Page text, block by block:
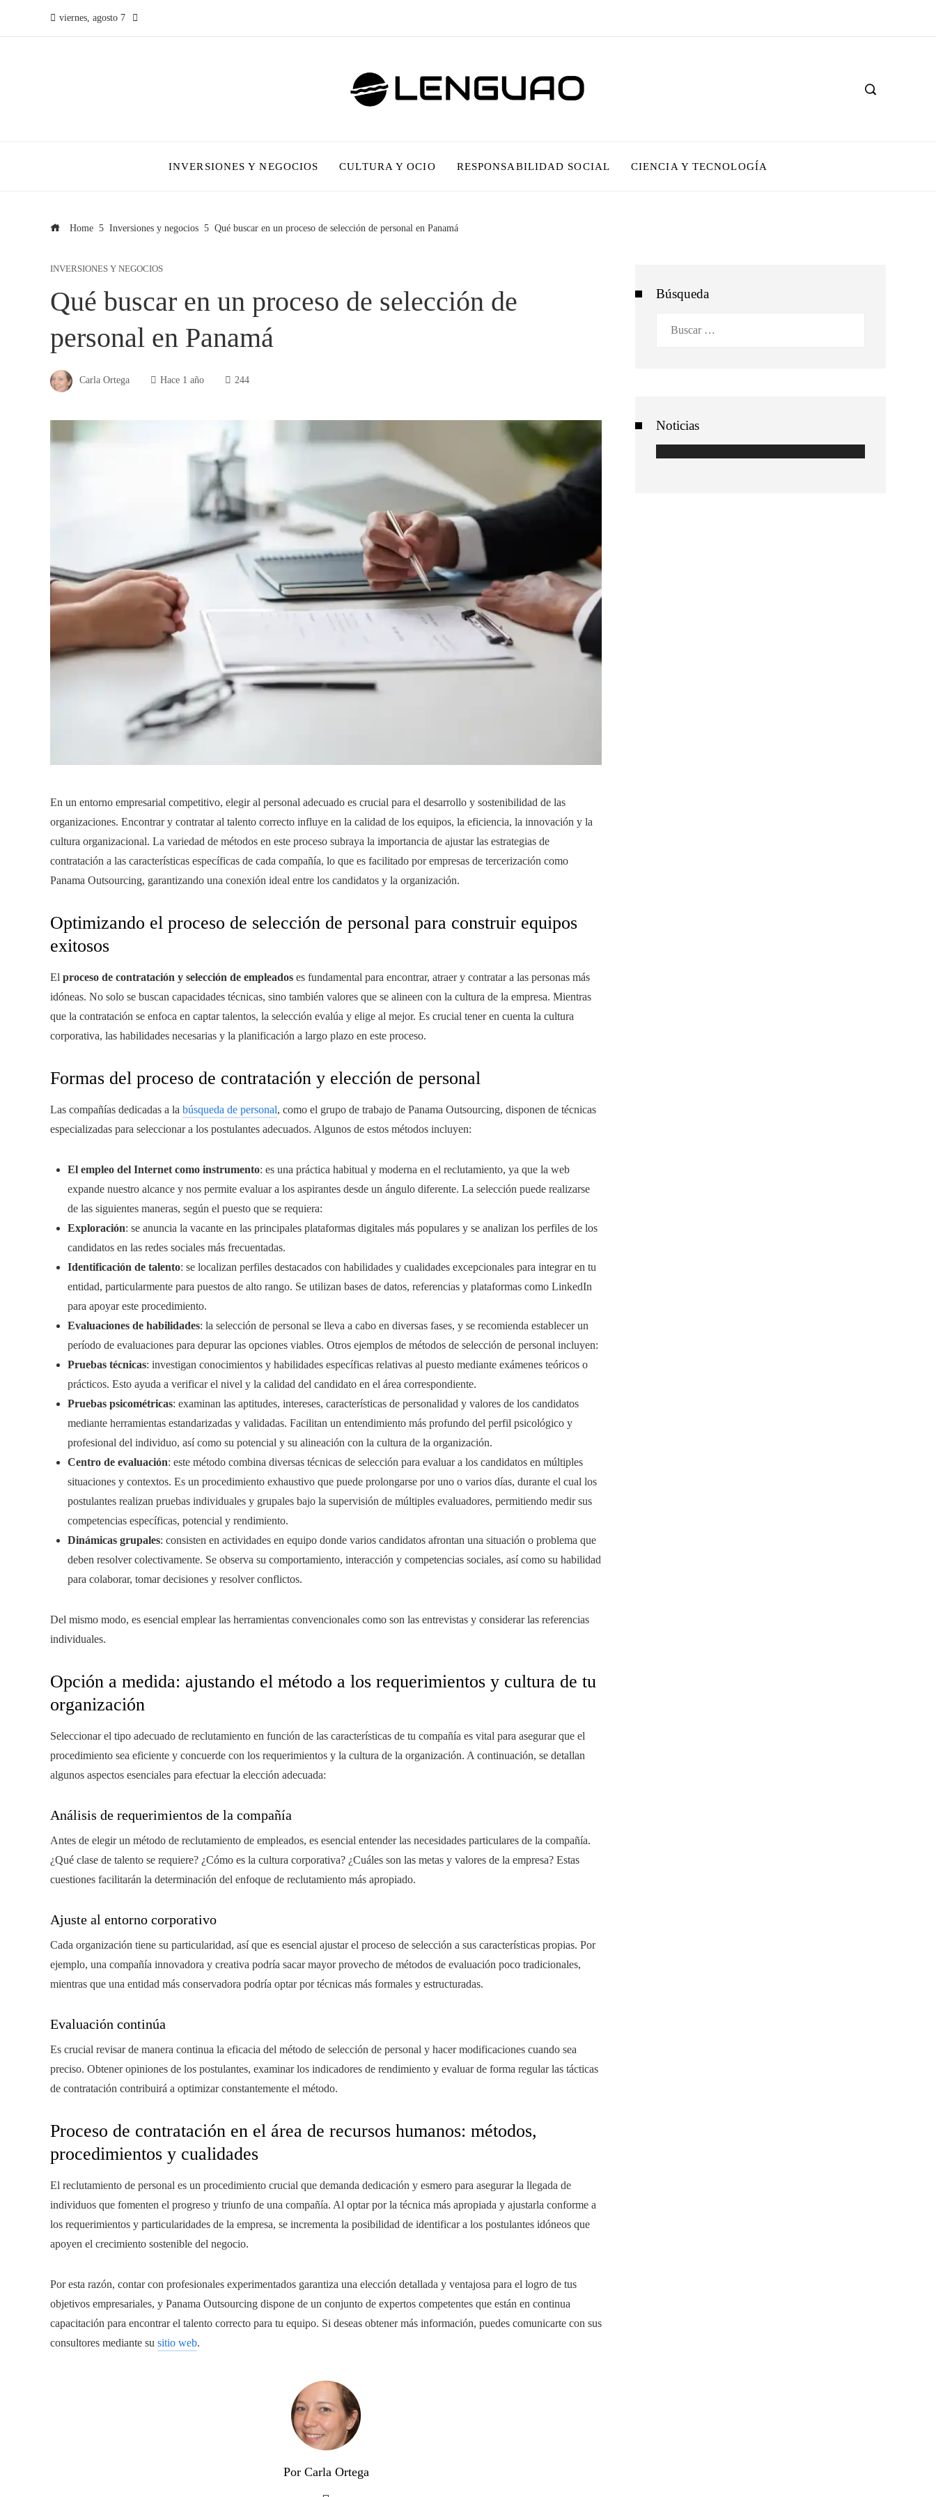
viernes, agosto 7
INVERSIONES Y NEGOCIOS CULTURA Y OCIO RESPONSABILIDAD SOCIAL CIENCIA Y TECNOLOGÍA
Home Inversiones y negocios Qué buscar en un proceso de selección de personal en Panamá
INVERSIONES Y NEGOCIOS
Qué buscar en un proceso de selección de
personal en Panamá
Carla Ortega Hace 1 año 244
En un entorno empresarial competitivo, elegir al personal adecuado es crucial para el desarrollo y sostenibilidad de las
organizaciones. Encontrar y contratar al talento correcto influye en la calidad de los equipos, la eficiencia, la innovación y la
cultura organizacional. La variedad de métodos en este proceso subraya la importancia de ajustar las estrategias de
contratación a las características específicas de cada compañía, lo que es facilitado por empresas de tercerización como
Panama Outsourcing, garantizando una conexión ideal entre los candidatos y la organización.
Optimizando el proceso de selección de personal para construir equipos
exitosos
El proceso de contratación y selección de empleados es fundamental para encontrar, atraer y contratar a las personas más
idóneas. No solo se buscan capacidades técnicas, sino también valores que se alineen con la cultura de la empresa. Mientras
que la contratación se enfoca en captar talentos, la selección evalúa y elige al mejor. Es crucial tener en cuenta la cultura
corporativa, las habilidades necesarias y la planificación a largo plazo en este proceso.
Formas del proceso de contratación y elección de personal
Las compañías dedicadas a la búsqueda de personal, como el grupo de trabajo de Panama Outsourcing, disponen de técnicas
especializadas para seleccionar a los postulantes adecuados. Algunos de estos métodos incluyen:
El empleo del Internet como instrumento: es una práctica habitual y moderna en el reclutamiento, ya que la web
expande nuestro alcance y nos permite evaluar a los aspirantes desde un ángulo diferente. La selección puede realizarse
de las siguientes maneras, según el puesto que se requiera:
Exploración: se anuncia la vacante en las principales plataformas digitales más populares y se analizan los perfiles de los
candidatos en las redes sociales más frecuentadas.
Identificación de talento: se localizan perfiles destacados con habilidades y cualidades excepcionales para integrar en tu
entidad, particularmente para puestos de alto rango. Se utilizan bases de datos, referencias y plataformas como LinkedIn
para apoyar este procedimiento.
Evaluaciones de habilidades: la selección de personal se lleva a cabo en diversas fases, y se recomienda establecer un
período de evaluaciones para depurar las opciones viables. Otros ejemplos de métodos de selección de personal incluyen:
Pruebas técnicas: investigan conocimientos y habilidades específicas relativas al puesto mediante exámenes teóricos o
prácticos. Esto ayuda a verificar el nivel y la calidad del candidato en el área correspondiente.
Pruebas psicométricas: examinan las aptitudes, intereses, características de personalidad y valores de los candidatos
mediante herramientas estandarizadas y validadas. Facilitan un entendimiento más profundo del perfil psicológico y
profesional del individuo, así como su potencial y su alineación con la cultura de la organización.
Centro de evaluación: este método combina diversas técnicas de selección para evaluar a los candidatos en múltiples
situaciones y contextos. Es un procedimiento exhaustivo que puede prolongarse por uno o varios días, durante el cual los
postulantes realizan pruebas individuales y grupales bajo la supervisión de múltiples evaluadores, permitiendo medir sus
competencias específicas, potencial y rendimiento.
Dinámicas grupales: consisten en actividades en equipo donde varios candidatos afrontan una situación o problema que
deben resolver colectivamente. Se observa su comportamiento, interacción y competencias sociales, así como su habilidad
para colaborar, tomar decisiones y resolver conflictos.
Del mismo modo, es esencial emplear las herramientas convencionales como son las entrevistas y considerar las referencias
individuales.
Opción a medida: ajustando el método a los requerimientos y cultura de tu
organización
Seleccionar el tipo adecuado de reclutamiento en función de las características de tu compañía es vital para asegurar que el
procedimiento sea eficiente y concuerde con los requerimientos y la cultura de la organización. A continuación, se detallan
algunos aspectos esenciales para efectuar la elección adecuada:
Análisis de requerimientos de la compañía
Antes de elegir un método de reclutamiento de empleados, es esencial entender las necesidades particulares de la compañía.
¿Qué clase de talento se requiere? ¿Cómo es la cultura corporativa? ¿Cuáles son las metas y valores de la empresa? Estas
cuestiones facilitarán la determinación del enfoque de reclutamiento más apropiado.
Ajuste al entorno corporativo
Cada organización tiene su particularidad, así que es esencial ajustar el proceso de selección a sus características propias. Por
ejemplo, una compañía innovadora y creativa podría sacar mayor provecho de métodos de evaluación poco tradicionales,
mientras que una entidad más conservadora podría optar por técnicas más formales y estructuradas.
Evaluación continúa
Es crucial revisar de manera continua la eficacia del método de selección de personal y hacer modificaciones cuando sea
preciso. Obtener opiniones de los postulantes, examinar los indicadores de rendimiento y evaluar de forma regular las tácticas
de contratación contribuirá a optimizar constantemente el método.
Proceso de contratación en el área de recursos humanos: métodos,
procedimientos y cualidades
El reclutamiento de personal es un procedimiento crucial que demanda dedicación y esmero para asegurar la llegada de
individuos que fomenten el progreso y triunfo de una compañía. Al optar por la técnica más apropiada y ajustarla conforme a
los requerimientos y particularidades de la empresa, se incrementa la posibilidad de identificar a los postulantes idóneos que
apoyen el crecimiento sostenible del negocio.
Por esta razón, contar con profesionales experimentados garantiza una elección detallada y ventajosa para el logro de tus
objetivos empresariales, y Panama Outsourcing dispone de un conjunto de expertos competentes que están en continua
capacitación para encontrar el talento correcto para tu equipo. Si deseas obtener más información, puedes comunicarte con sus
consultores mediante su sitio web.
Por Carla Ortega
Búsqueda
Noticias